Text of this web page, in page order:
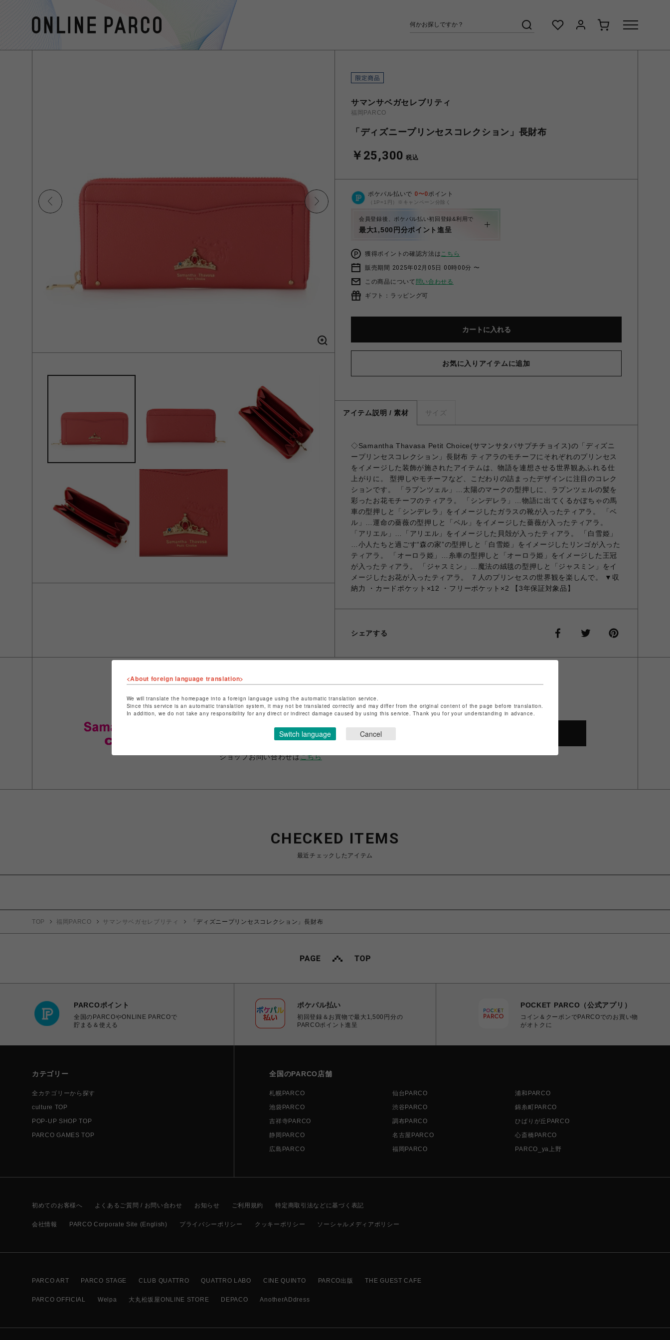
サマンサベガセレブリティ
福岡PARCO
「ディズニープリンセスコレクション」長財布
￥25,300 税込
ポケパル払いで 0〜0ポイント
（1P=1円）※キャンペーン分除く
会員登録後、ポケパル払い初回登録&利用で
最大1,500円分ポイント進呈
獲得ポイントの確認方法はこちら
販売期間 2025年02月05日 00時00分 〜
この商品について 問い合わせる
ギフト：ラッピング可
カートに入れる
お気に入りアイテムに追加
アイテム説明 / 素材 サイズ
◇Samantha Thavasa Petit Choice(サマンサタバサプチチョイス)の「ディズニ
ープリンセスコレクション」長財布 ティアラのモチーフにそれぞれのプリンセス
をイメージした装飾が施されたアイテムは、物語を連想させる世界観あふれる仕
上がりに。 型押しやモチーフなど、こだわりの詰まったデザインに注目のコレク
ションです。 「ラプンツェル」…太陽のマークの型押しに、ラプンツェルの髪を
彩ったお花モチーフのティアラ。 「シンデレラ」…物語に出てくるかぼちゃの馬
車の型押しと「シンデレラ」をイメージしたガラスの靴が入ったティアラ。 「ベ
ル」…運命の薔薇の型押しと「ベル」をイメージした薔薇が入ったティアラ。
「アリエル」…「アリエル」をイメージした貝殻が入ったティアラ。 「白雪姫」
…小人たちと過ごす“森の家”の型押しと「白雪姫」をイメージしたリンゴが入った
ティアラ。 「オーロラ姫」…糸車の型押しと「オーロラ姫」をイメージした王冠
が入ったティアラ。 「ジャスミン」…魔法の絨毯の型押しと「ジャスミン」をイ
メージしたお花が入ったティアラ。 ７人のプリンセスの世界観を楽しんで。 ▼収
納力 ・カードポケット×12 ・フリーポケット×2 【3年保証対象品】
シェアする
ショップ名
サマンサベガセレブリティ
ショップお問い合わせはこちら
CHECKED ITEMS
最近チェックしたアイテム
TOP 福岡PARCO サマンサベガセレブリティ 「ディズニープリンセスコレクション」長財布
PARCOポイント
全国のPARCOやONLINE PARCOで
貯まる＆使える
ポケパル払い
初回登録＆お買物で最大1,500円分の
PARCOポイント進呈
POCKET PARCO（公式アプリ）
コイン＆クーポンでPARCOでのお買い物
がオトクに
カテゴリー
全カテゴリーから探す
culture TOP
POP-UP SHOP TOP
PARCO GAMES TOP
全国のPARCO店舗
札幌PARCO 仙台PARCO
浦和PARCO
池袋PARCO
渋谷PARCO
錦糸町PARCO
吉祥寺PARCO
調布PARCO
ひばりが丘PARCO
静岡PARCO
名古屋PARCO
心斎橋PARCO
広島PARCO
福岡PARCO PARCO_ya上野
初めてのお客様へ よくあるご質問 / お問い合わせ お知らせ ご利用規約 特定商取引法などに基づく表記
会社情報 PARCO Corporate Site (English) プライバシーポリシー クッキーポリシー ソーシャルメディアポリシー
PARCO ART PARCO STAGE CLUB QUATTRO QUATTRO LABO CINE QUINTO PARCO出版 THE GUEST CAFE
PARCO OFFICIAL Welpa 大丸松坂屋ONLINE STORE DEPACO AnotherADdress
<About foreign language translation>
We will translate the homepage into a foreign language using the automatic translation service.
Since this service is an automatic translation system, it may not be translated correctly and may differ from the original content of the page before translation.
In addition, we do not take any responsibility for any direct or indirect damage caused by using this service. Thank you for your understanding in advance.
Switch language Cancel